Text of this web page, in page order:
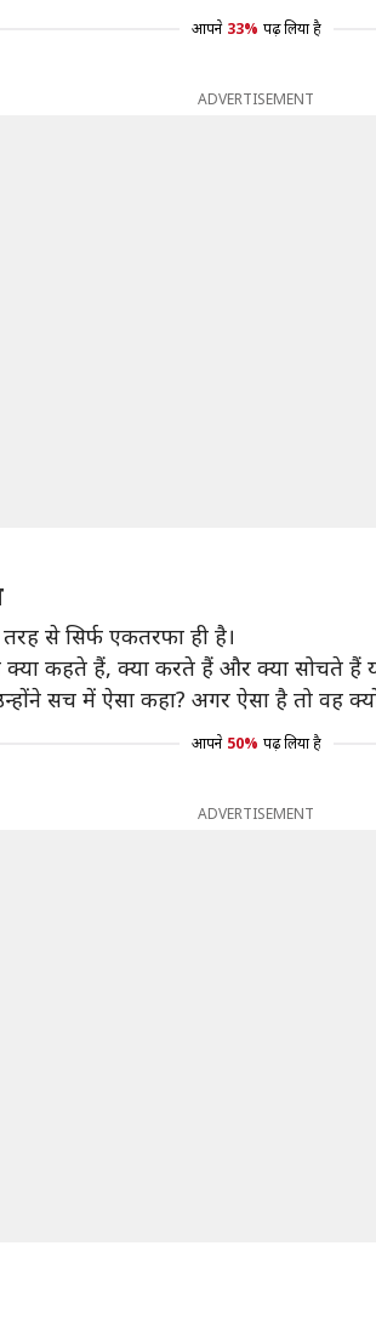
आपने 33% पढ़ लिया है
ADVERTISEMENT
से सिर्फ एकतरफा ही है।
कहते हैं, क्या करते हैं और क्या सोचते हैं
सच में ऐसा कहा? अगर ऐसा है तो वह
आपने 50% पढ़ लिया है
ADVERTISEMENT